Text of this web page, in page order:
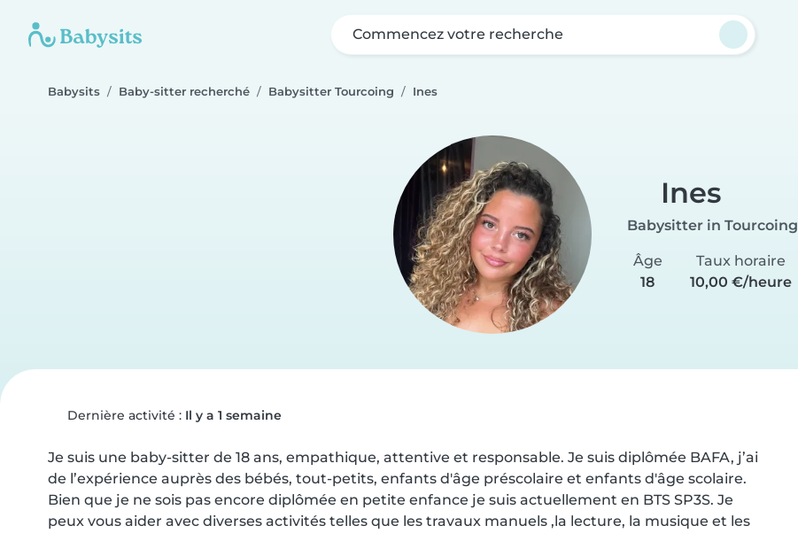
Commencez votre recherche
Babysits Baby-sitter recherché Babysitter Tourcoing Ines
Ines
Babysitter in Tourcoing
Âge
18
Taux horaire
10,00 €/heure
Dernière activité : Il y a 1 semaine
Je suis une baby-sitter de 18 ans, empathique, attentive et responsable. Je suis diplômée BAFA, j’ai
de l’expérience auprès des bébés, tout-petits, enfants d'âge préscolaire et enfants d'âge scolaire.
Bien que je ne sois pas encore diplômée en petite enfance je suis actuellement en BTS SP3S. Je
peux vous aider avec diverses activités telles que les travaux manuels ,la lecture, la musique et les